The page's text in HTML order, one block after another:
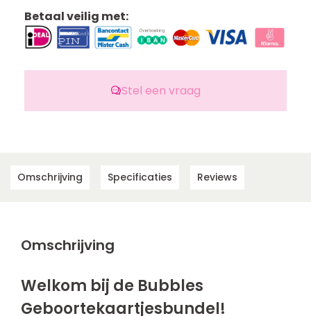
Betaal veilig met:
Stel een vraag
Omschrijving Specificaties Reviews
Omschrijving
Welkom bij de Bubbles
Geboortekaartjesbundel!